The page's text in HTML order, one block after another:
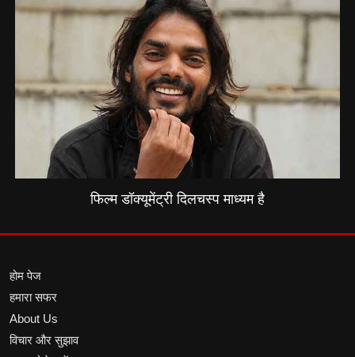
फिल्म डॉक्यूमेंट्री दिलचस्प माध्यम है
होम पेज
हमारा सफर
About Us
विचार और सुझाव